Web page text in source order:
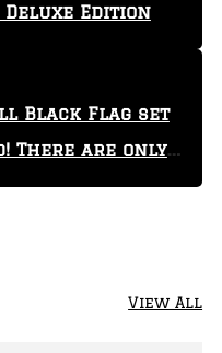
Deluxe Edition
Black Flag set
There are only
View All